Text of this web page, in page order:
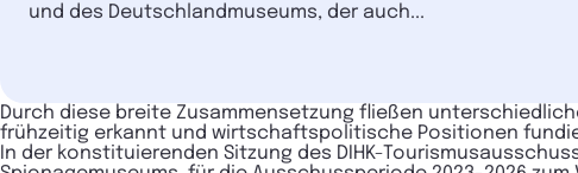
und des Deutschlandmuseums, der auch...
Durch diese breite Zusammensetzung fließen
frühzeitig erkannt und wirtschaftspolitische Positionen
In der konstituierenden Sitzung des DIHK-